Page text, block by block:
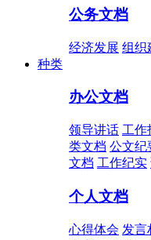
公务文档
经济发展 组织
种类
办公文档
领导讲话 工作
类文档 公文纪
文档 工作纪实
个人文档
心得体会 发言